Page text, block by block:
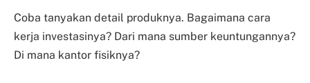
Coba tanyakan detail produknya. Bagaimana cara
kerja investasinya? Dari mana sumber keuntungannya?
Di mana kantor fisiknya?